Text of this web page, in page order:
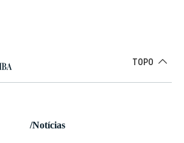
TOPO
/Notícias